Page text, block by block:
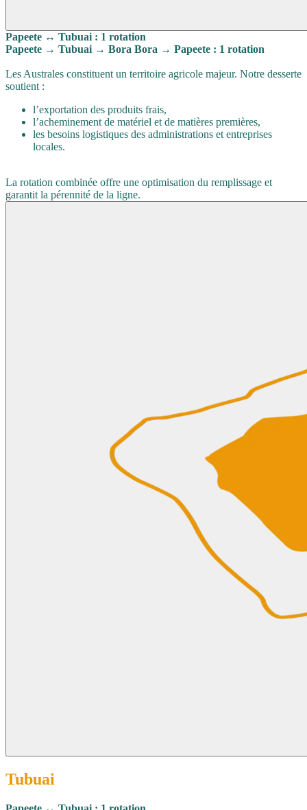
Papeete ↔ Tubuai : 1 rotation
Papeete → Tubuai → Bora Bora → Papeete : 1 rotation
Les Australes constituent un territoire agricole majeur. Notre desserte
soutient :
l’exportation des produits frais,
l’acheminement de matériel et de matières premières,
les besoins logistiques des administrations et entreprises
locales.
La rotation combinée offre une optimisation du remplissage et
garantit la pérennité de la ligne.
Tubuai